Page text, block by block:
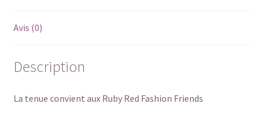
Avis (0)
Description
La tenue convient aux Ruby Red Fashion Friends